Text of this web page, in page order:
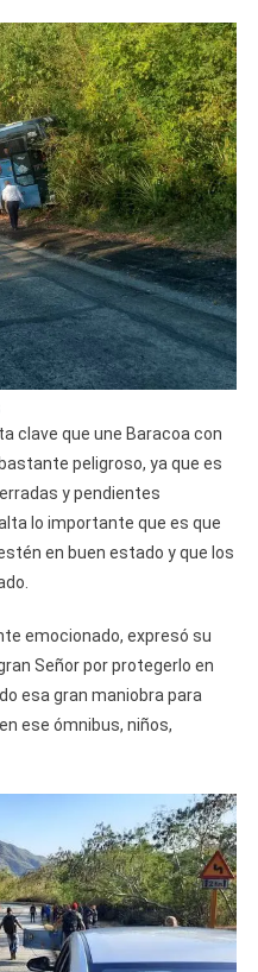
clave que une Baracoa con
peligroso, ya que es
y pendientes
lo importante que es que
en buen estado y que los
emocionado, expresó su
Señor por protegerlo en
esa gran maniobra para
ese ómnibus, niños,